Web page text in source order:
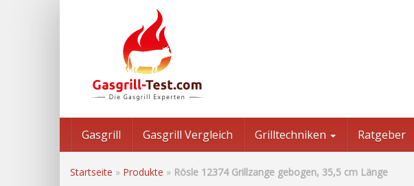
Gasgrill Gasgrill Vergleich Grilltechniken Ratgeber
Startseite » Produkte » Rösle 12374 Grillzange gebogen, 35,5 cm Länge